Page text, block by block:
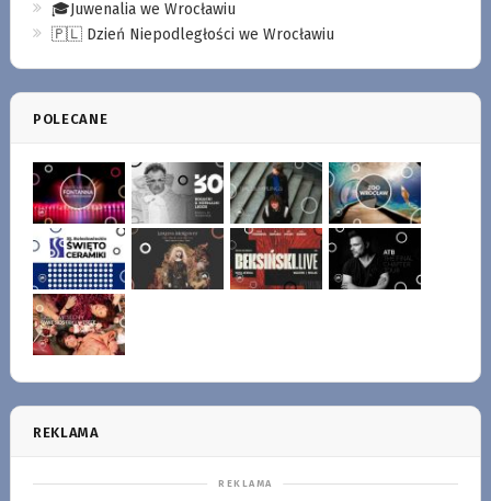
🎓Juwenalia we Wrocławiu
🇵🇱 Dzień Niepodległości we Wrocławiu
POLECANE
REKLAMA